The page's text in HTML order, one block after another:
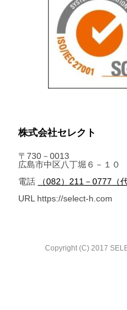
株式会社セレクト
〒730－0013
広島市中区八丁堀６－１
電話
（082）211－0777（
URL https://select-h.com
Copyright (C) 2017